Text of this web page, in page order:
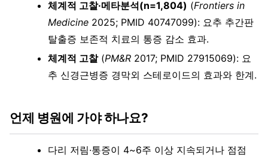
체계적 고찰·메타분석(n=1,804) (Frontiers in
Medicine 2025; PMID 40747099): 요추 추간판
탈출증 보존적 치료의 통증 감소 효과.
체계적 고찰(PM&R 2017; PMID 27915069): 요
추 신경근병증 경막외 스테로이드의 효과와 한계.
언제 병원에 가야 하나요?
다리 저림·통증이 4~6주 이상 지속되거나 점점